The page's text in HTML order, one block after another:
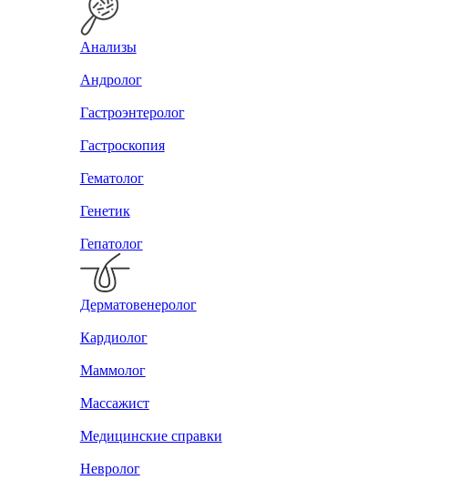
Анализы
Андролог
Гастроэнтеролог
Гастроскопия
Гематолог
Генетик
Гепатолог
Дерматовенеролог
Кардиолог
Маммолог
Массажист
Медицинские справки
Невролог